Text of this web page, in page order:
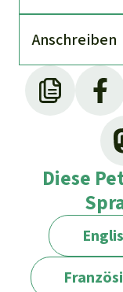
An­schreiben
Diese